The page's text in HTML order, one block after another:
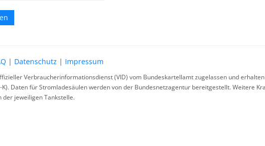
| Datenschutz | Impressum
Verbraucherinformationsdienst (VID) vom Bundeskartellamt zugelassen und
Daten für Stromladesäulen werden von der Bundesnetzagentur bereitgestellt. Weitere
der jeweiligen Tankstelle.